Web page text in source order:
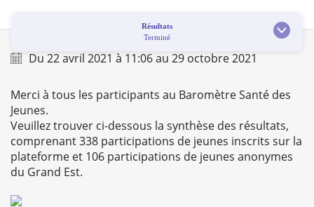
Résultats
Terminé
Du 22 avril 2021 à 11:06au 29 octobre 2021
Merci à tous les participants au Baromètre Santé des
Jeunes.
Veuillez trouver ci-dessous la synthèse des résultats,
comprenant 338 participations de jeunes inscrits sur la
plateforme et 106 participations de jeunes anonymes
du Grand Est.